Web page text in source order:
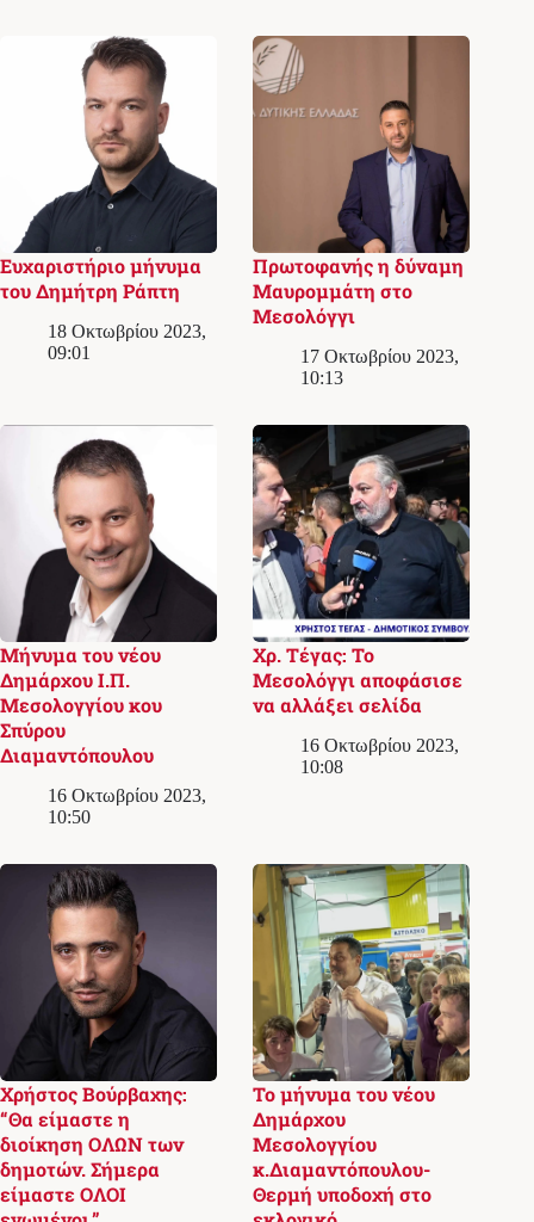
Ευχαριστήριο μήνυμα
του Δημήτρη Ράπτη
18 Οκτωβρίου 2023,
09:01
Πρωτοφανής η δύναμη
Μαυρομμάτη στο
Μεσολόγγι
17 Οκτωβρίου 2023,
10:13
Μήνυμα του νέου
Δημάρχου Ι.Π.
Μεσολογγίου κου
Σπύρου
Διαμαντόπουλου
16 Οκτωβρίου 2023,
10:50
Χρ. Τέγας: Το
Μεσολόγγι αποφάσισε
να αλλάξει σελίδα
16 Οκτωβρίου 2023,
10:08
Χρήστος Βούρβαχης:
“Θα είμαστε η
διοίκηση ΟΛΩΝ των
δημοτών. Σήμερα
είμαστε ΟΛΟΙ
Το μήνυμα του νέου
Δημάρχου
Μεσολογγίου
κ.Διαμαντόπουλου-
Θερμή υποδοχή στο